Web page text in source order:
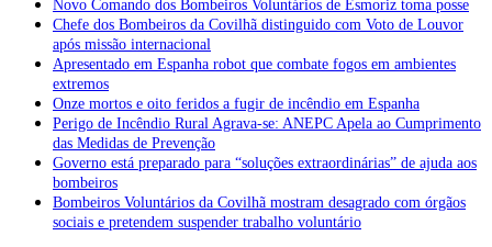
Novo Comando dos Bombeiros Voluntários de Esmoriz toma posse
Chefe dos Bombeiros da Covilhã distinguido com Voto de Louvor
após missão internacional
Apresentado em Espanha robot que combate fogos em ambientes
extremos
Onze mortos e oito feridos a fugir de incêndio em Espanha
Perigo de Incêndio Rural Agrava-se: ANEPC Apela ao Cumprimento
das Medidas de Prevenção
Governo está preparado para “soluções extraordinárias” de ajuda aos
bombeiros
Bombeiros Voluntários da Covilhã mostram desagrado com órgãos
sociais e pretendem suspender trabalho voluntário